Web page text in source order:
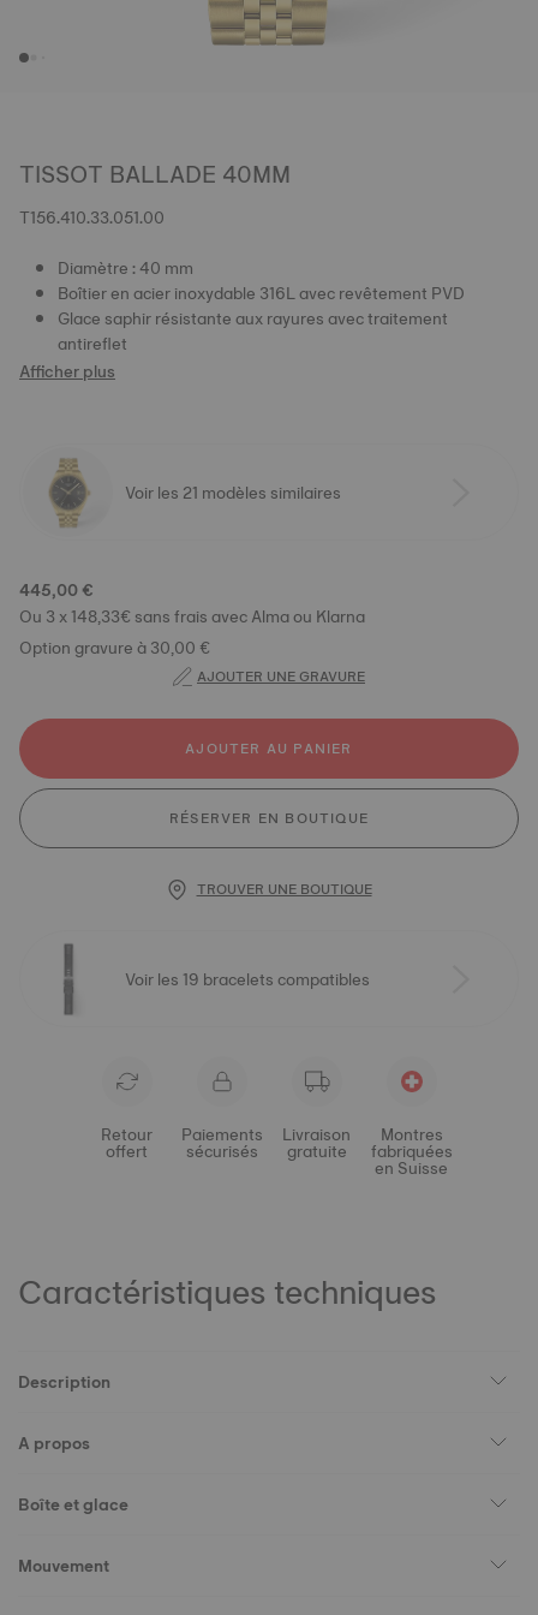
TISSOT BALLADE 40MM
T156.410.33.051.00
Diamètre : 40 mm
Boîtier en acier inoxydable 316L avec revêtement PVD
Glace saphir résistante aux rayures avec traitement
antireflet
Afficher plus
Voir les 21 modèles similaires
445,00 €
Ou 3 x 148,33€ sans frais avec Alma ou Klarna
Option gravure à 30,00 €
AJOUTER UNE GRAVURE
AJOUTER AU PANIER
RÉSERVER EN BOUTIQUE
TROUVER UNE BOUTIQUE
Voir les 19 bracelets compatibles
Retour
offert
Paiements
sécurisés
Livraison
gratuite
Montres
fabriquées
en Suisse
Caractéristiques techniques
Description
A propos
Boîte et glace
Mouvement